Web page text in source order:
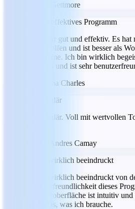
Paul Gettmore
Äußerst effektives Programm
Es ist sehr gut und effektiv. Es hat
sehr geholfen und ist besser als
Programme. Ich bin wirklich
Optionen und ist sehr
Milena Charles
Spektakulär
Spektakulär. Voll mit wertvollen
Julio Andres Camay
Ich bin wirklich beeindruckt
Ich bin wirklich beeindruckt von
Benutzerfreundlichkeit dieses
Benutzeroberfläche ist intuitiv
genau das, was ich brauche.